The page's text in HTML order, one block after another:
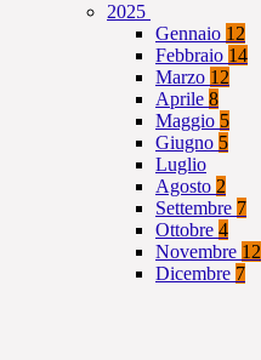
2025
Gennaio 12
Febbraio 14
Marzo 12
Aprile 8
Maggio 5
Giugno 5
Luglio
Agosto 2
Settembre 7
Ottobre 4
Novembre 12
Dicembre 7